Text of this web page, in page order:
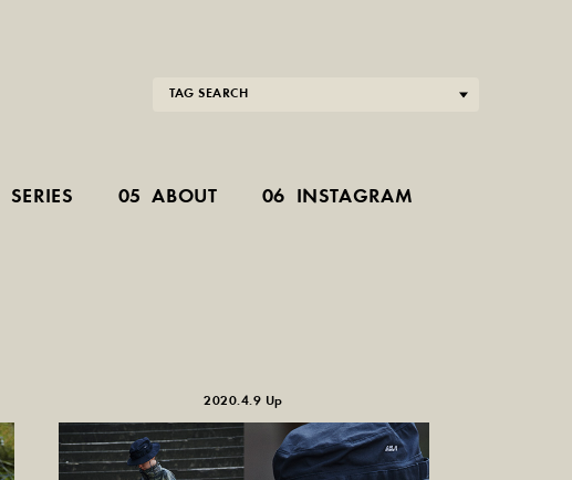
2020.4.9 Up
SERIES 05 ABOUT 06 INSTAGRAM
TAG SEARCH